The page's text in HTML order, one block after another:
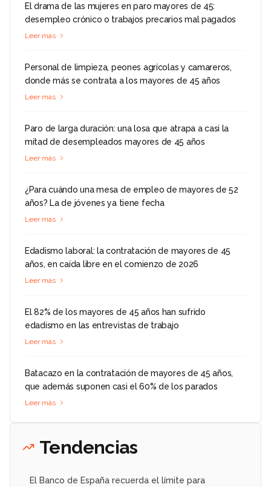
El drama de las mujeres en paro mayores de 45:
desempleo crónico o trabajos precarios mal pagados
Leer más
Personal de limpieza, peones agrícolas y camareros,
donde más se contrata a los mayores de 45 años
Leer más
Paro de larga duración: una losa que atrapa a casi la
mitad de desempleados mayores de 45 años
Leer más
¿Para cuándo una mesa de empleo de mayores de 52
años? La de jóvenes ya tiene fecha
Leer más
Edadismo laboral: la contratación de mayores de 45
años, en caída libre en el comienzo de 2026
Leer más
El 82% de los mayores de 45 años han sufrido
edadismo en las entrevistas de trabajo
Leer más
Batacazo en la contratación de mayores de 45 años,
que además suponen casi el 60% de los parados
Leer más
Tendencias
El Banco de España recuerda el límite para